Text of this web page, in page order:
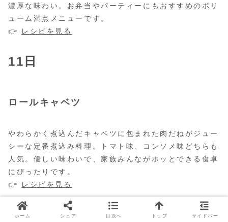
濃厚な味わい。お弁当やパーティーにもおすすめのボリ
ューム満点メニューです。
👉
レシピを見る
11日
ロールキャベツ
やわらかく煮込んだキャベツに包まれた肉だねがジュー
シーな定番煮込み料理。トマト味、コンソメ味どちらも
人気。優しい味わいで、家族みんながホッとできる食卓
にぴったりです。
👉
レシピを見る
12日
ホーム シェア 目次へ トップ サイドバー